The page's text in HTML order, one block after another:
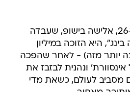
אמנית האיפור בת ה-26, אלישה בישופ, שעבדה
היא הזוכה במיליון
יותר מזה) - לאחר שהפכה
ונהנית לבזבז את
מסביב לעולם, כשאת מדי